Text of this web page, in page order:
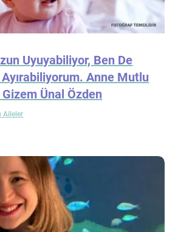
Uyuyabiliyor, Ben De
Anne Mutlu
Ünal Özden
Aileler